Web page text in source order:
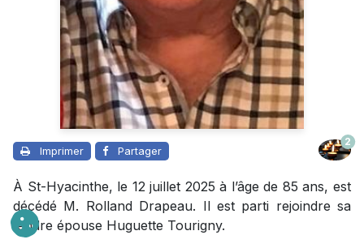
Imprimer Partager
2
À St-Hyacinthe, le 12 juillet 2025 à l’âge de 85 ans, est
décédé M. Rolland Drapeau. Il est parti rejoindre sa
tendre épouse Huguette Tourigny.